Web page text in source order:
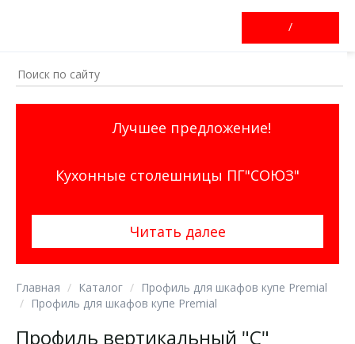
/
Лучшее предложение!
Кухонные столешницы ПГ"СОЮЗ"
Читать далее
Главная Каталог
Профиль для шкафов купе Premial
Профиль для шкафов купе Premial
Профиль вертикальный "C"